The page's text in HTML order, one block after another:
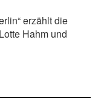
erzählt die
Hahm und